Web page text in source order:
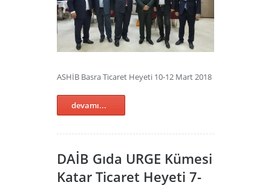
ASHİB Basra Ticaret Heyeti 10-12 Mart 2018
devamı...
DAİB Gıda URGE Kümesi
Katar Ticaret Heyeti 7-